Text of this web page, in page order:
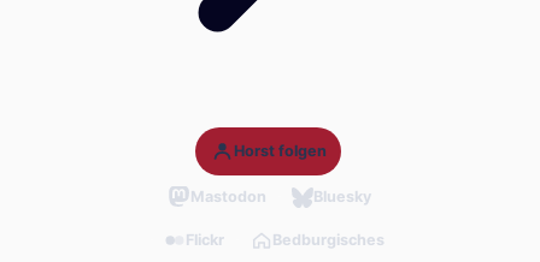
Horst folgen
Mastodon Bluesky
Flickr Bedburgisches